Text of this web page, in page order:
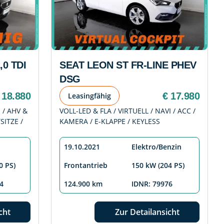
TDI
/ AHV &
/
PS)
SEAT LEON ST FR-LINE PHEV
DSG
Leasingfähig € 17.980
VOLL-LED & FLA / VIRTUELL / NAVI / ACC /
KAMERA / E-KLAPPE / KEYLESS
19.10.2021
Elektro/Benzin
Frontantrieb
150 kW (204 PS)
124.900 km
IDNR: 79976
Zur Detailansicht